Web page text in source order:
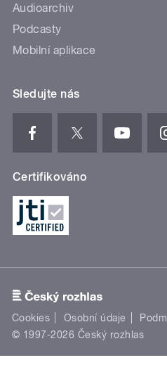
Audioarchiv
Podcasty
Mobilní aplikace
Sledujte nás
Certifikováno
Cookies Osobní údaje
© 1997-2026 Český rozhlas